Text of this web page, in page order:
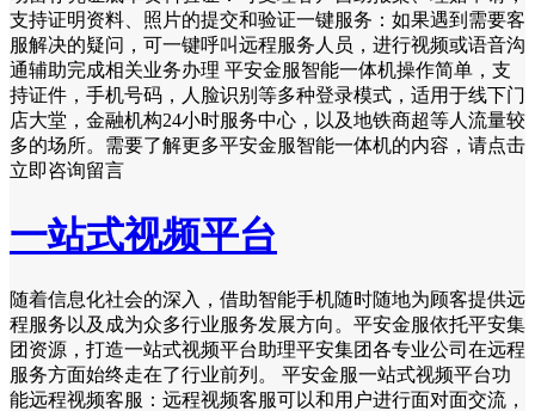
支持证明资料、照片的提交和验证一键服务：如果遇到需要客
服解决的疑问，可一键呼叫远程服务人员，进行视频或语音沟
通辅助完成相关业务办理 平安金服智能一体机操作简单，支
持证件，手机号码，人脸识别等多种登录模式，适用于线下门
店大堂，金融机构24小时服务中心，以及地铁商超等人流量较
多的场所。需要了解更多平安金服智能一体机的内容，请点击
立即咨询留言
一站式视频平台
随着信息化社会的深入，借助智能手机随时随地为顾客提供远
程服务以及成为众多行业服务发展方向。平安金服依托平安集
团资源，打造一站式视频平台助理平安集团各专业公司在远程
服务方面始终走在了行业前列。 平安金服一站式视频平台功
能远程视频客服：远程视频客服可以和用户进行面对面交流，